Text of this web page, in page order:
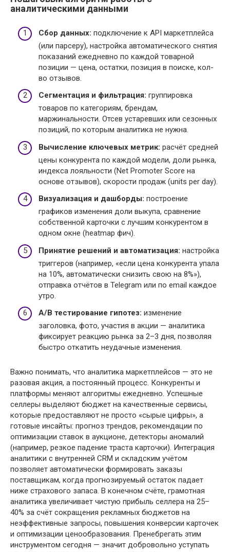
аналитическими данными
Сбор данных: подключение к API маркетплейса
(или парсеру), настройка автоматического снятия
показаний ежедневно по каждой товарной
позиции — цена, остатки, позиция в поиске, кол-
во отзывов.
Сегментация и фильтрация: группировка
товаров по категориям, брендам,
маржинальности. Отсев устаревших или сезонных
позиций, по которым аналитика не нужна.
Вычисление ключевых метрик: расчёт средней
цены конкурента по каждой модели, доли рынка,
индекса лояльности (Net Promoter Score на
основе отзывов), скорости продаж (units per day).
Визуализация и дашборды: построение
графиков изменения доли выкупа, сравнение
собственной карточки с лучшим конкурентом в
одном окне (heatmap фич).
Принятие решений и автоматизация: настройка
триггеров (например, «если цена конкурента упала
на 10%, автоматически снизить свою на 8%»),
отправка отчётов в Telegram или по email каждое
утро.
A/B тестирование гипотез: изменение
заголовка, фото, участия в акции — аналитика
фиксирует реакцию рынка за 2–3 дня, позволяя
быстро откатить неудачные изменения.
Важно понимать, что аналитика маркетплейсов — это не
разовая акция, а постоянный процесс. Конкуренты и
платформы меняют алгоритмы ежедневно. Успешные
селлеры выделяют бюджет на качественные сервисы,
которые предоставляют не просто «сырые цифры», а
готовые инсайты: прогноз трендов, рекомендации по
оптимизации ставок в аукционе, детекторы аномалий
(например, резкое падение траста карточки). Интеграция
аналитики с внутренней CRM и складским учётом
позволяет автоматически формировать заказы
поставщикам, когда прогнозируемый остаток падает
ниже страхового запаса. В конечном счёте, грамотная
аналитика увеличивает чистую прибыль селлера на 25–
40% за счёт сокращения рекламных бюджетов на
неэффективные запросы, повышения конверсии карточек
и оптимизации ценообразования. Пренебрегать этим
инструментом сегодня — значит добровольно уступать